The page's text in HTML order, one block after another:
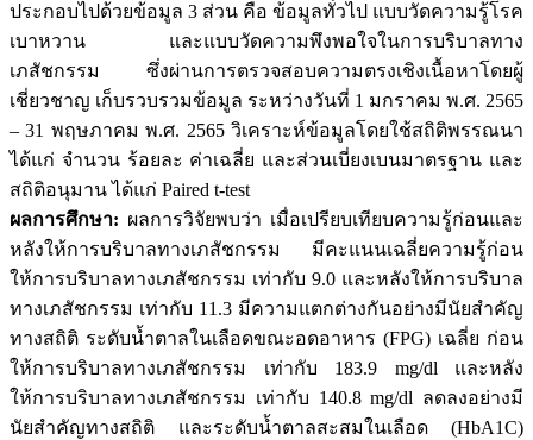
ประกอบไปด้วยข้อมูล 3 ส่วน คือ ข้อมูลทั่วไป แบบวัดความรู้โรค
เบาหวาน และแบบวัดความพึงพอใจในการบริบาลทาง
เภสัชกรรม ซึ่งผ่านการตรวจสอบความตรงเชิงเนื้อหาโดยผู้
เชี่ยวชาญ เก็บรวบรวมข้อมูล ระหว่างวันที่ 1 มกราคม พ.ศ. 2565
– 31 พฤษภาคม พ.ศ. 2565 วิเคราะห์ข้อมูลโดยใช้สถิติพรรณนา
ได้แก่ จำนวน ร้อยละ ค่าเฉลี่ย และส่วนเบี่ยงเบนมาตรฐาน และ
สถิติอนุมาน ได้แก่ Paired t-test
ผลการศึกษา: ผลการวิจัยพบว่า เมื่อเปรียบเทียบความรู้ก่อนและ
หลังให้การบริบาลทางเภสัชกรรม มีคะแนนเฉลี่ยความรู้ก่อน
ให้การบริบาลทางเภสัชกรรม เท่ากับ 9.0 และหลังให้การบริบาล
ทางเภสัชกรรม เท่ากับ 11.3 มีความแตกต่างกันอย่างมีนัยสำคัญ
ทางสถิติ ระดับน้ำตาลในเลือดขณะอดอาหาร (FPG) เฉลี่ย ก่อน
ให้การบริบาลทางเภสัชกรรม เท่ากับ 183.9 mg/dl และหลัง
ให้การบริบาลทางเภสัชกรรม เท่ากับ 140.8 mg/dl ลดลงอย่างมี
นัยสำคัญทางสถิติ และระดับน้ำตาลสะสมในเลือด (HbA1C)